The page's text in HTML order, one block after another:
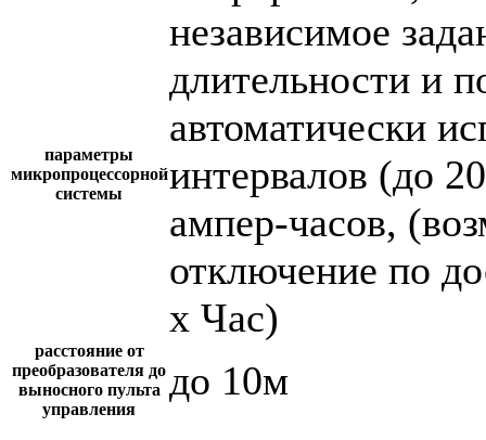
параметры
микропроцессорной
системы
независимое
длительности и
автоматически
интервалов (до
ампер-часов,
отключение по
х Час)
расстояние от
преобразователя до
выносного пульта
управления
до 10м